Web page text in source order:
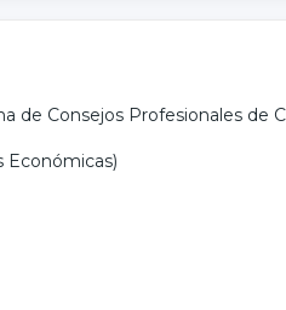
de Consejos Profesionales de
Económicas)